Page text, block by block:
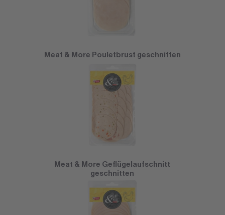
Meat & More Pouletbrust geschnitten
Meat & More Geflügelaufschnitt
geschnitten